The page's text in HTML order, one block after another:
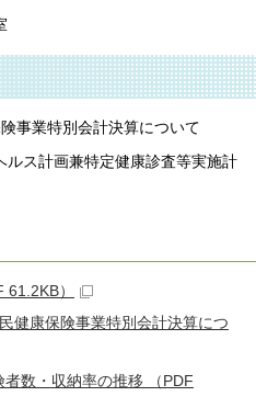
事業特別会計決算について
ルス計画兼特定健康診査等実施計
）
健康保険事業特別会計決算につ
数・収納率の推移 （PDF